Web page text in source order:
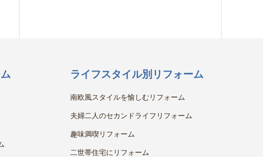
ライフスタイル別リフォーム
南欧風スタイルを愉しむリフォーム
夫婦二人のセカンドライフリフォーム
趣味満喫リフォーム
二世帯住宅にリフォーム